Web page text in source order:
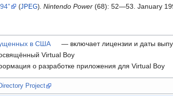
(JPEG).Nintendo Power (68): 52—53. January
в США
— включает лицензии и даты
Virtual Boy
о разработке приложения для Virtual Boy
Project